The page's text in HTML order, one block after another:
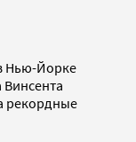
Нью-Йорке
рекордные